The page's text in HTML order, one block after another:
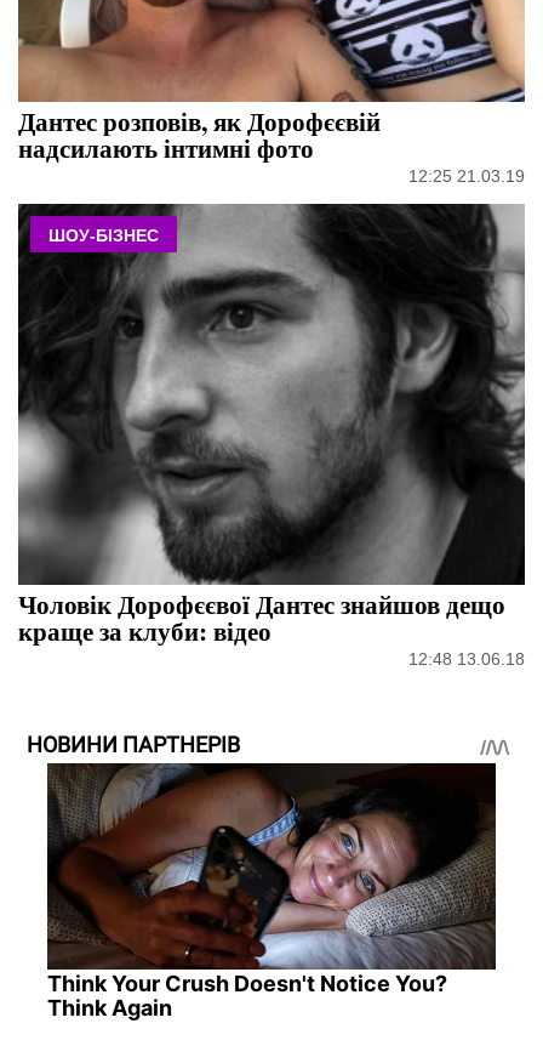
Дантес розповів, як Дорофєєвій
надсилають інтимні фото
12:25 21.03.19
ШОУ-БІЗНЕС
Чоловік Дорофєєвої Дантес знайшов дещо
краще за клуби: відео
12:48 13.06.18
НОВИНИ ПАРТНЕРІВ
Think Your Crush Doesn't Notice You?
Think Again